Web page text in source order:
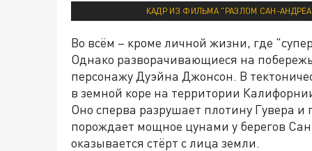
КАДР ИЗ ФИЛЬМА "РАЗЛОМ САН-
Во всём – кроме личной жизни, где
Однако разворачивающиеся на
персонажу Дуэйна Джонсон. В
в земной коре на территории
Оно сперва разрушает плотину Гувера
порождает мощное цунами у берегов
оказывается стёрт с лица земли.